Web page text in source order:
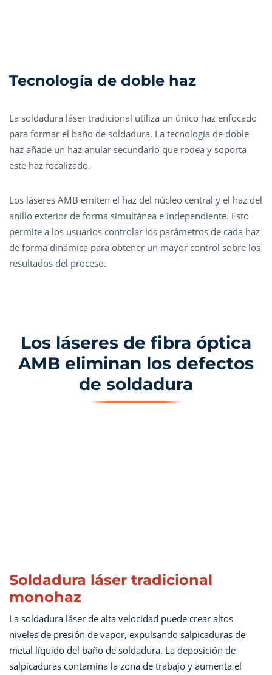
Tecnología de doble haz
La soldadura láser tradicional utiliza un único haz enfocado
para formar el baño de soldadura. La tecnología de doble
haz añade un haz anular secundario que rodea y soporta
este haz focalizado.
Los láseres AMB emiten el haz del núcleo central y el haz del
anillo exterior de forma simultánea e independiente. Esto
permite a los usuarios controlar los parámetros de cada haz
de forma dinámica para obtener un mayor control sobre los
resultados del proceso.
Los láseres de fibra óptica
AMB eliminan los defectos
de soldadura
Soldadura láser tradicional
monohaz
La soldadura láser de alta velocidad puede crear altos
niveles de presión de vapor, expulsando salpicaduras de
metal líquido del baño de soldadura. La deposición de
salpicaduras contamina la zona de trabajo y aumenta el